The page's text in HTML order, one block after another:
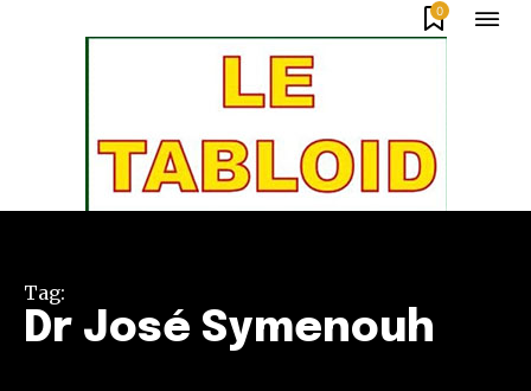
0
Tag:
Dr José Symenouh